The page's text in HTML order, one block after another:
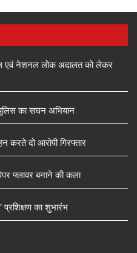
एवं नेशनल लोक अदालत को लेकर
का सघन अभियान
करते दो आरोपी गिरफ्तार
फ्लावर बनाने की कला
प्रशिक्षण का शुभारंभ